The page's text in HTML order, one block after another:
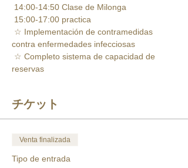
14:00-14:50 Clase de Milonga
15:00-17:00 practica
contra enfermedades infecciosas
reservas
チケット
Venta finalizada
Tipo de entrada